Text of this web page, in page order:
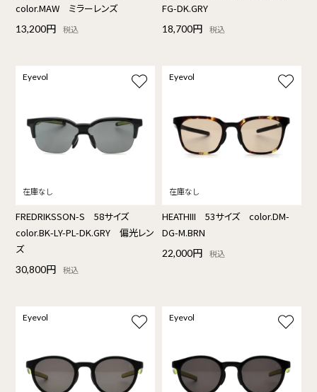
color.MAW ミラーレンズ
13,200円 税込
FG-DK.GRY
18,700円 税込
Eyevol
FREDRIKSSON-S 58サイズ
color.BK-LY-PL-DK.GRY 偏光レン
ズ
30,800円 税込
Eyevol
HEATHIII 53サイズ color.DM-
DG-M.BRN
22,000円 税込
Eyevol Eyevol